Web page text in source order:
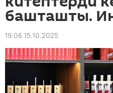
башташты.
19:06 15.10.2025